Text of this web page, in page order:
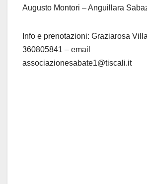
Augusto Montori – Anguillara
Info e prenotazioni: Graziarosa
360805841 – email
associazionesabate1@tiscali.it